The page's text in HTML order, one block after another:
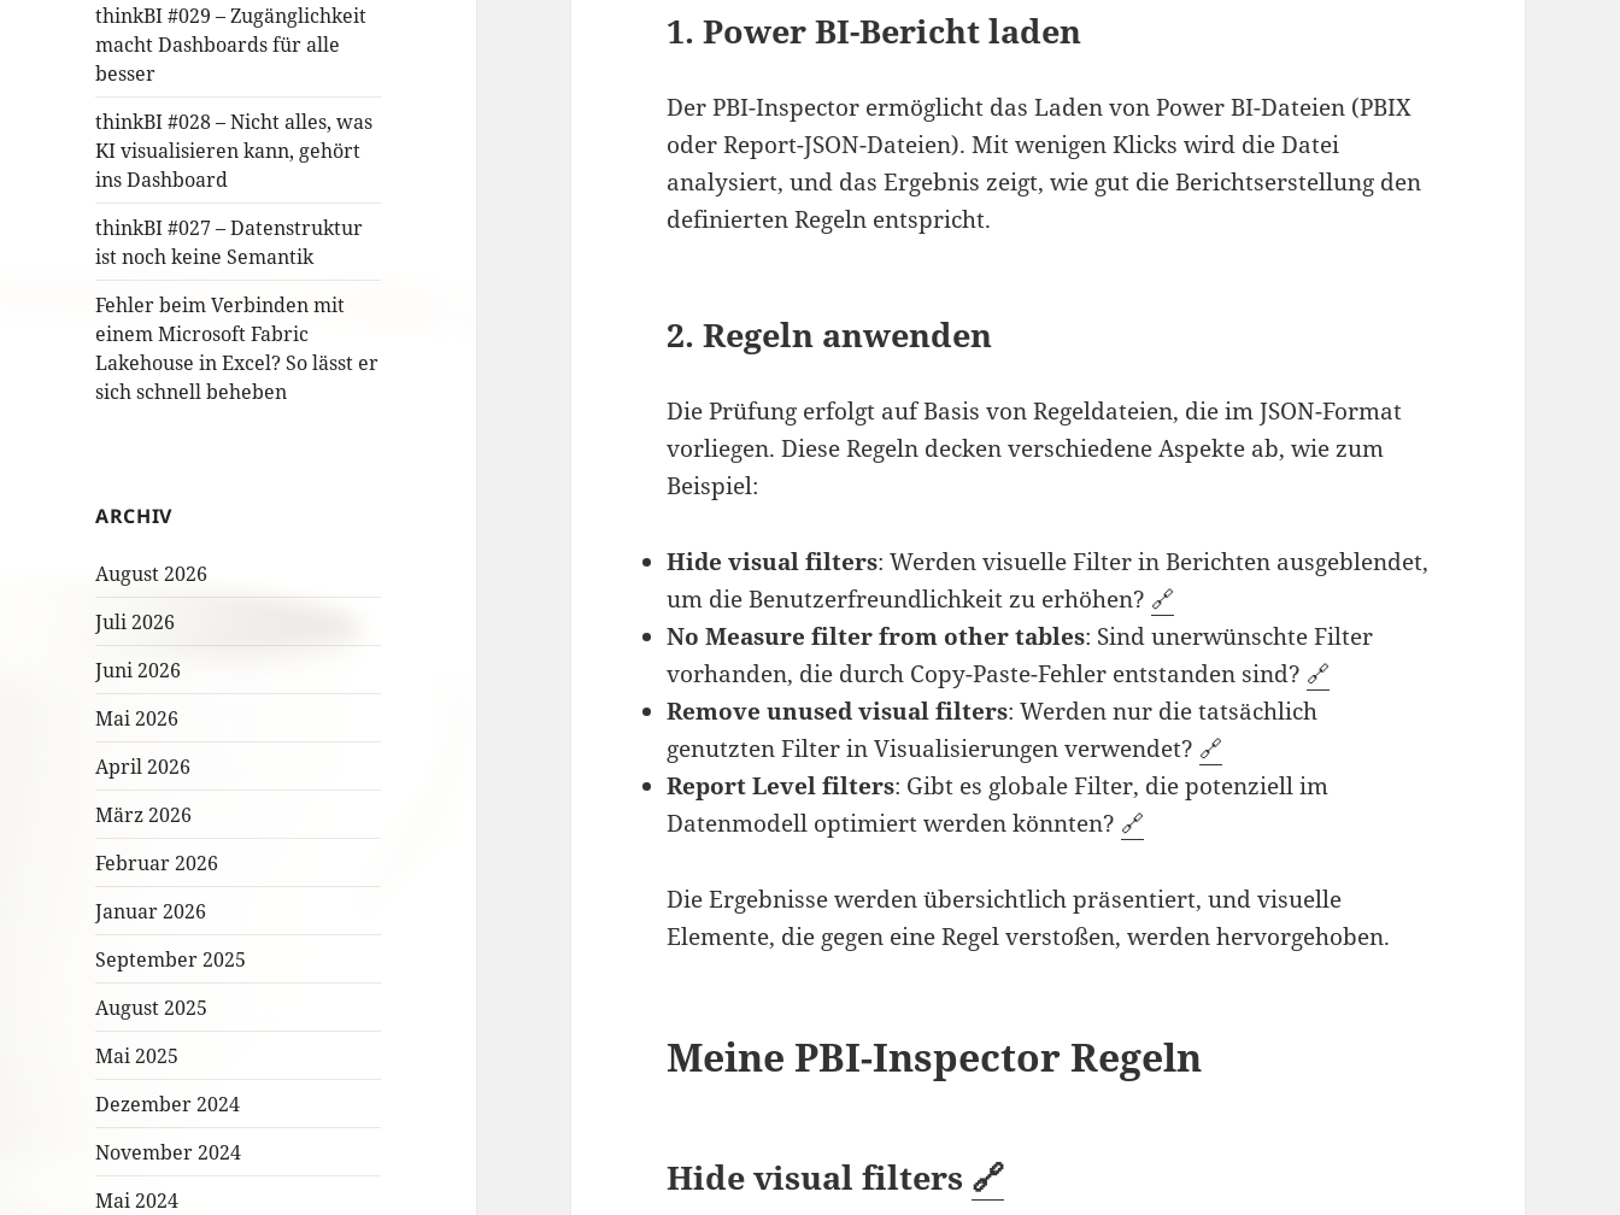
thinkBI #029 – Zugänglichkeit
macht Dashboards für alle
besser
thinkBI #028 – Nicht alles, was
KI visualisieren kann, gehört
ins Dashboard
thinkBI #027 – Datenstruktur
ist noch keine Semantik
Fehler beim Verbinden mit
einem Microsoft Fabric
Lakehouse in Excel? So lässt er
sich schnell beheben
ARCHIV
August 2026
Juli 2026
Juni 2026
Mai 2026
April 2026
März 2026
Februar 2026
Januar 2026
September 2025
August 2025
Mai 2025
Dezember 2024
November 2024
Mai 2024
1. Power BI-Bericht laden
Der PBI-Inspector ermöglicht das Laden von Power BI-Dateien (PBIX
oder Report-JSON-Dateien). Mit wenigen Klicks wird die Datei
analysiert, und das Ergebnis zeigt, wie gut die Berichtserstellung den
definierten Regeln entspricht.
2. Regeln anwenden
Die Prüfung erfolgt auf Basis von Regeldateien, die im JSON-Format
vorliegen. Diese Regeln decken verschiedene Aspekte ab, wie zum
Beispiel:
Hide visual filters: Werden visuelle Filter in Berichten ausgeblendet,
um die Benutzerfreundlichkeit zu erhöhen? 🔗
No Measure filter from other tables: Sind unerwünschte Filter
vorhanden, die durch Copy-Paste-Fehler entstanden sind? 🔗
Remove unused visual filters: Werden nur die tatsächlich
genutzten Filter in Visualisierungen verwendet? 🔗
Report Level filters: Gibt es globale Filter, die potenziell im
Datenmodell optimiert werden könnten? 🔗
Die Ergebnisse werden übersichtlich präsentiert, und visuelle
Elemente, die gegen eine Regel verstoßen, werden hervorgehoben.
Meine PBI-Inspector Regeln
Hide visual filters 🔗